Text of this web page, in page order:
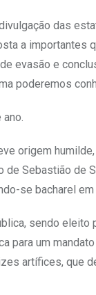
das
a
evasão e
poderemos
origem
Sebastião de
se bacharel em
sendo
para um
artífices, que